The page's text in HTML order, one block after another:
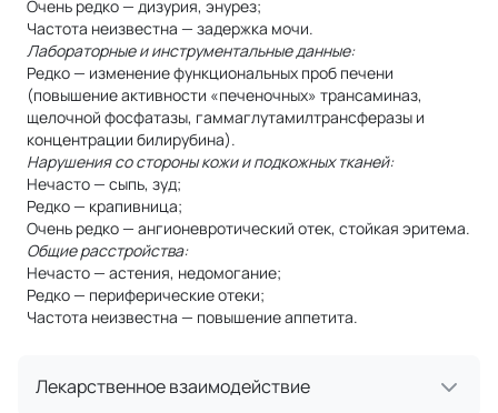
Очень редко — дизурия, энурез;
Частота неизвестна — задержка мочи.
Лабораторные и инструментальные данные:
Редко — изменение функциональных проб печени
(повышение активности «печеночных» трансаминаз,
щелочной фосфатазы, гаммаглутамилтрансферазы и
концентрации билирубина).
Нарушения со стороны кожи и подкожных тканей:
Нечасто — сыпь, зуд;
Редко — крапивница;
Очень редко — ангионевротический отек, стойкая эритема.
Общие расстройства:
Нечасто — астения, недомогание;
Редко — периферические отеки;
Частота неизвестна — повышение аппетита.
Лекарственное взаимодействие